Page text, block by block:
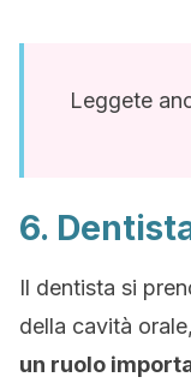
Leggete
6.
Il dentista si
della cavità
un ruolo